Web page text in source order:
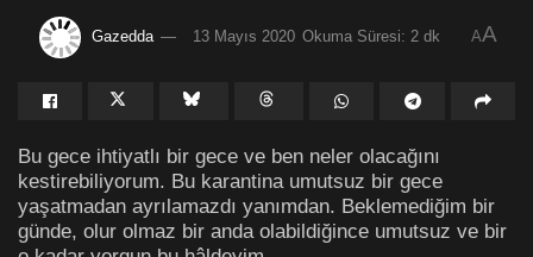
Gazedda 13 Mayıs 2020 Okuma Süresi: 2 dk AA
Bu gece ihtiyatlı bir gece ve ben neler olacağını
kestirebiliyorum. Bu karantina umutsuz bir gece
yaşatmadan ayrılamazdı yanımdan. Beklemediğim bir
günde, olur olmaz bir anda olabildiğince umutsuz ve bir